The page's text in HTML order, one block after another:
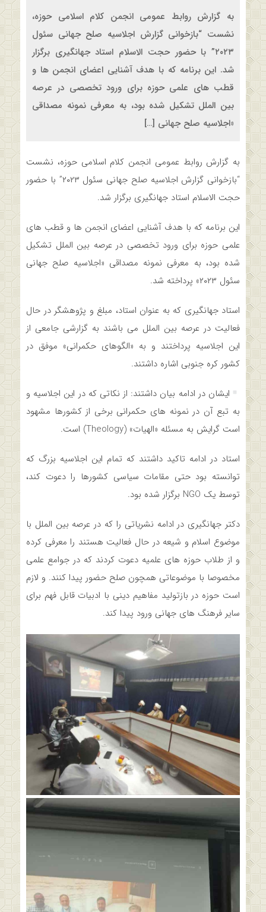
به گزارش روابط عمومی انجمن کلام اسلامی حوزه،
نشست “بازخوانی گزارش اجلاسیه صلح جهانی سئول
۲۰۲۳” با حضور حجت الاسلام استاد جهانگیری برگزار
شد. این برنامه که با هدف آشنایی اعضای انجمن ها و
قطب های علمی حوزه برای ورود تخصصی در عرصه
بین الملل تشکیل شده بود، به معرفی نمونه مصداقی
«اجلاسیه صلح جهانی […]
به گزارش روابط عمومی انجمن کلام اسلامی حوزه، نشست
“بازخوانی گزارش اجلاسیه صلح جهانی سئول ۲۰۲۳” با حضور
حجت الاسلام استاد جهانگیری برگزار شد.
این برنامه که با هدف آشنایی اعضای انجمن ها و قطب های
علمی حوزه برای ورود تخصصی در عرصه بین الملل تشکیل
شده بود، به معرفی نمونه مصداقی «اجلاسیه صلح جهانی
سئول ۲۰۲۳» پرداخته شد.
استاد جهانگیری که به عنوان استاد، مبلغ و پژوهشگر در حال
فعالیت در عرصه بین الملل می باشند به گزارشی جامعی از
این اجلاسیه پرداختند و به «الگوهای حکمرانی» موفق در
کشور کره جنوبی اشاره داشتند.
ایشان در ادامه بیان داشتند: از نکاتی که در این اجلاسیه و
به تبع آن در نمونه های حکمرانی برخی از کشورها مشهود
است گرایش به مسئله «الهیات» (Theology) است.
استاد در ادامه تاکید داشتند که تمام این اجلاسیه بزرگ که
توانسته بود حتی مقامات سیاسی کشورها را دعوت کند،
توسط یک NGO برگزار شده بود.
دکتر جهانگیری در ادامه نشریاتی را که در عرصه بین الملل با
موضوع اسلام و شیعه در حال فعالیت هستند را معرفی کرده
و از طلاب حوزه های علمیه دعوت کردند که در جوامع علمی
مخصوصا با موضوعاتی همچون صلح حضور پیدا کنند. و لازم
است حوزه در بازتولید مفاهیم دینی با ادبیات قابل فهم برای
سایر فرهنگ های جهانی ورود پیدا کند.